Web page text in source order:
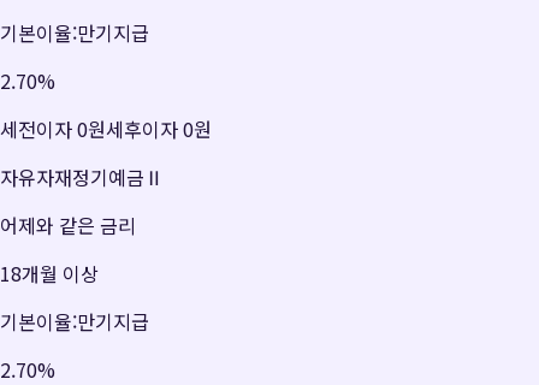
기본이율:만기지급
2.70%
세전이자0원세후이자0원
자유자재정기예금Ⅱ
어제와 같은 금리
18개월 이상
기본이율:만기지급
2.70%